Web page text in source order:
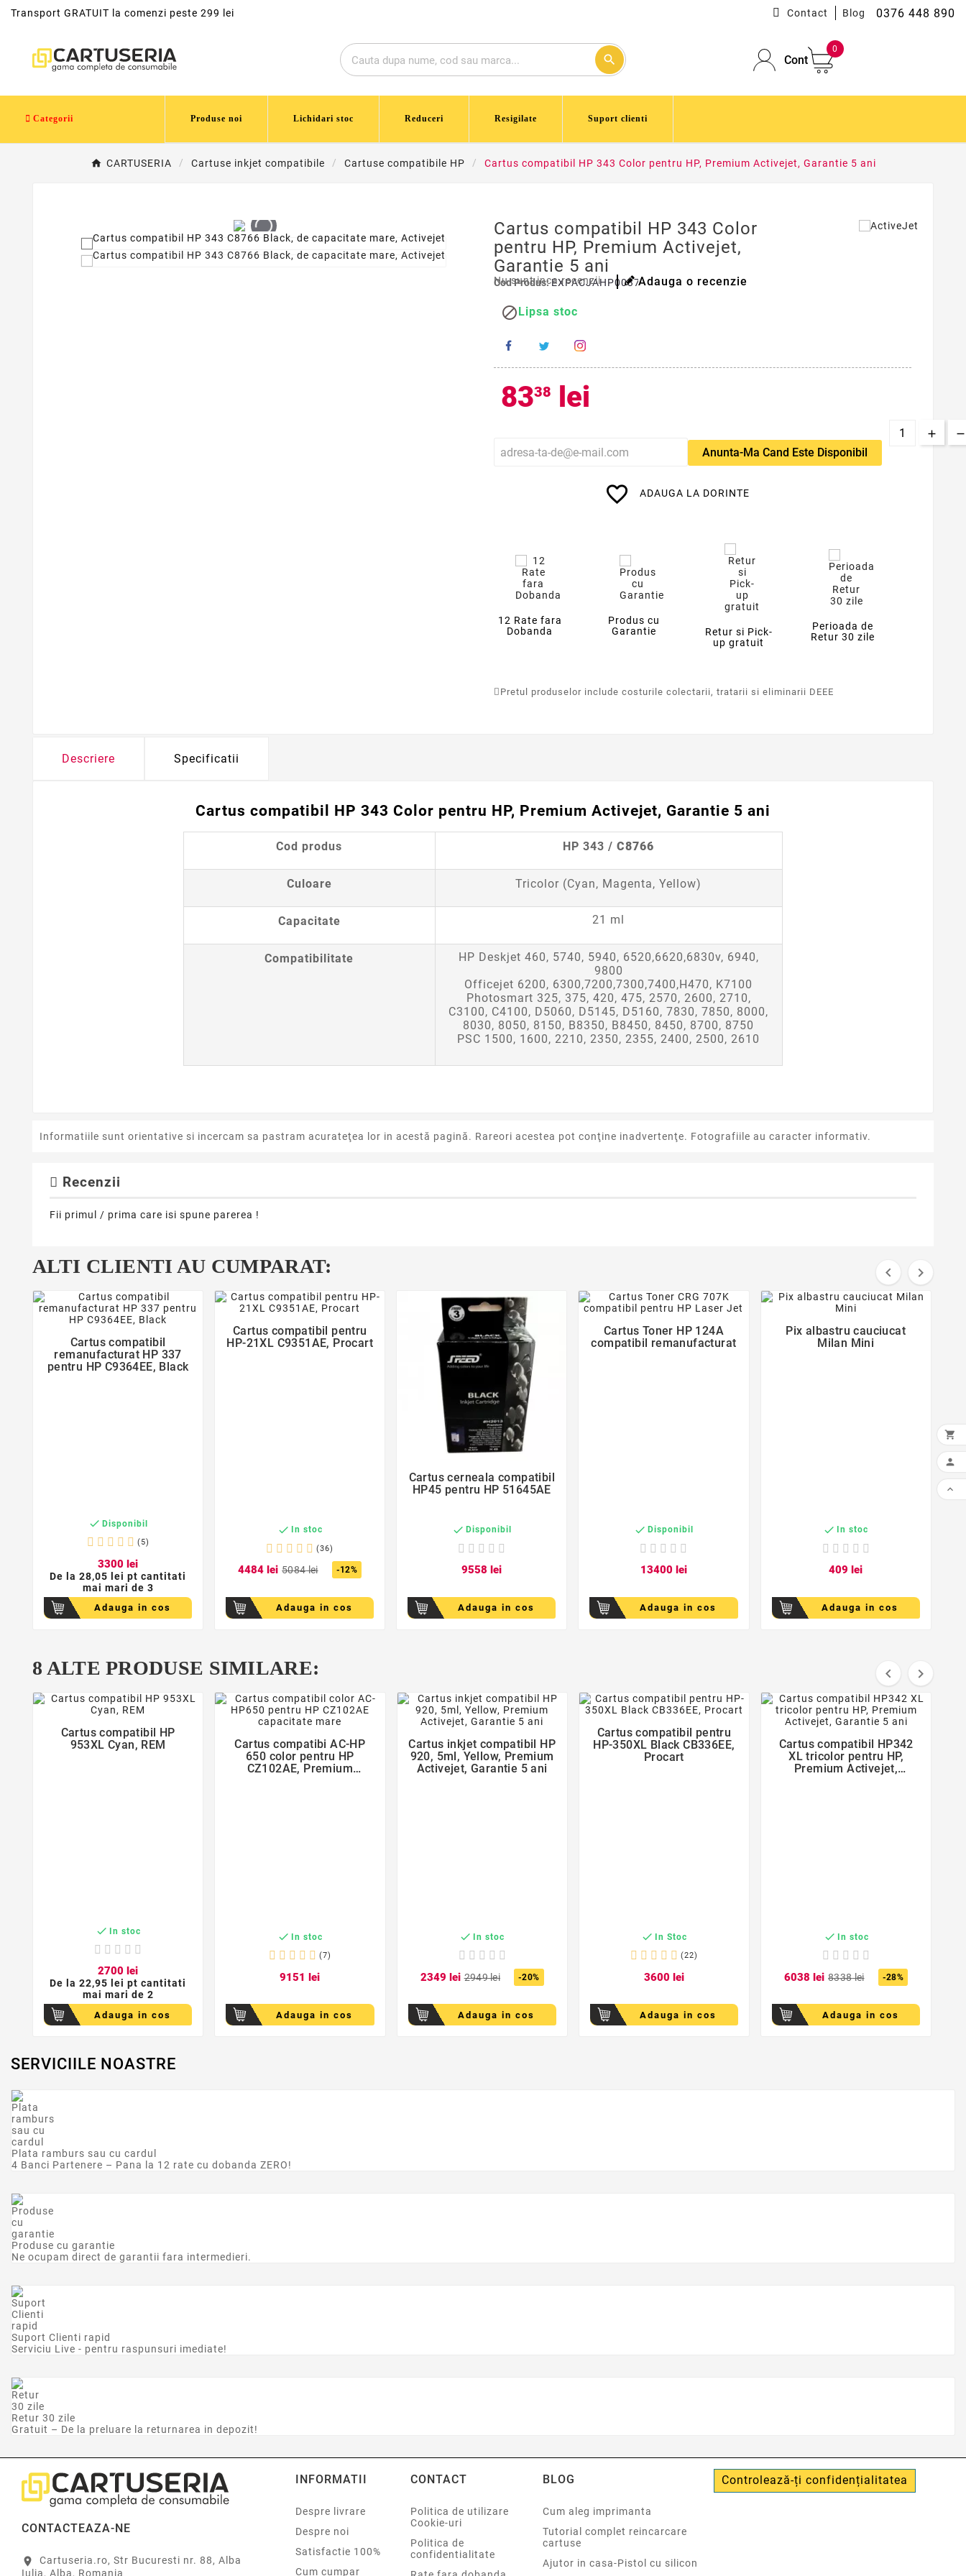
0376 448 890
Transport GRATUIT la comenzi peste 299 lei Contact Blog
search Cont
0
Categorii Produse noi Lichidari stoc Reduceri Resigilate Suport clienti
CARTUSERIA Cartuse inkjet compatibile Cartuse compatibile HP Cartus compatibil HP 343 Color pentru HP, Premium Activejet, Garantie 5 ani
Cartus compatibil HP 343 Color
pentru HP, Premium Activejet,
Garantie 5 ani
Cod Produs:EXPACJAHP0037
Nu sunt inca recenzii Adauga o recenzie
 Lipsa stoc
8338 lei
Anunta-Ma Cand Este Disponibil
favorite_border ADAUGA LA DORINTE
12 Rate fara
Dobanda
Produs cu
Garantie
Retur si Pick-
up gratuit
Perioada de
Retur 30 zile
Pretul produselor include costurile colectarii, tratarii si eliminarii DEEE
Descriere Specificatii
Cartus compatibil HP 343 Color pentru HP, Premium Activejet, Garantie 5 ani
Cod produs HP 343 /C8766
Culoare Tricolor (Cyan, Magenta, Yellow)
Capacitate 21 ml
Compatibilitate
HP Deskjet 460, 5740, 5940, 6520,6620,6830v, 6940,
9800
Officejet 6200, 6300,7200,7300,7400,H470, K7100
Photosmart 325, 375, 420, 475, 2570, 2600, 2710,
C3100, C4100, D5060, D5145, D5160, 7830, 7850, 8000,
8030, 8050, 8150, B8350, B8450, 8450, 8700, 8750
PSC 1500, 1600, 2210, 2350, 2355, 2400, 2500, 2610
Informatiile sunt orientative si incercam sa pastram acurateţea lor in acestă pagină. Rareori acestea pot conţine inadvertenţe. Fotografiile au caracter informativ.
Recenzii
Fii primul / prima care isi spune parerea !
ALTI CLIENTI AU CUMPARAT:  

favorite_border
Cartus compatibil
remanufacturat HP 337
pentru HP C9364EE, Black
 Disponibil
(5)
3300 lei
De la28,05 lei pt cantitati
mai mari de 3
Adauga in cos

Cartus compatibil pentru
HP-21XL C9351AE, Procart
 In stoc
(36)
4484 lei 5084lei -12%
Adauga in cos

favorite_border
Cartus cerneala compatibil
HP45 pentru HP 51645AE
 Disponibil
9558 lei
Adauga in cos

Cartus Toner HP 124A
compatibil remanufacturat
 Disponibil
13400 lei
Adauga in cos

Pix albastru cauciucat
Milan Mini
 In stoc
409 lei
Adauga in cos
8 ALTE PRODUSE SIMILARE:  

Cartus compatibil HP
953XL Cyan, REM
 In stoc
2700 lei
De la22,95 lei pt cantitati
mai mari de 2
Adauga in cos

favorite_border
Cartus compatibi AC-HP
650 color pentru HP
CZ102AE, Premium
 In stoc
(7)
9151 lei
Adauga in cos

favorite_border
Cartus inkjet compatibil HP
920, 5ml, Yellow, Premium
Activejet, Garantie 5 ani
 In stoc
2349 lei 2949lei -20%
Adauga in cos

Cartus compatibil pentru
HP-350XL Black CB336EE,
Procart
 In Stoc
(22)
3600 lei
Adauga in cos

favorite_border
Cartus compatibil HP342
XL tricolor pentru HP,
Premium Activejet,
 In stoc
6038 lei 8338lei -28%
Adauga in cos
SERVICIILE NOASTRE
Plata ramburs sau cu cardul
4 Banci Partenere – Pana la 12 rate cu dobanda ZERO!
Produse cu garantie
Ne ocupam direct de garantii fara intermedieri.
Suport Clienti rapid
Serviciu Live - pentru raspunsuri imediate!
Retur 30 zile
Gratuit – De la preluare la returnarea in depozit!
CONTACTEAZA-NE
location_on
Cartuseria.ro, Str Bucuresti nr. 88, Alba
Iulia, Alba, Romania
INFORMATII
Despre livrare
Despre noi
Satisfactie 100%
Cum cumpar
CONTACT
Politica de utilizare
Cookie-uri
Politica de
confidentialitate
BLOG
Cum aleg imprimanta
Tutorial complet reincarcare
cartuse
Ajutor in casa-Pistol cu silicon
Controlează-ți confidențialitatea


